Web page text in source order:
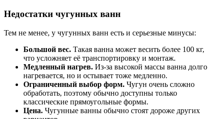
Недостатки чугунных ванн
Тем не менее, у чугунных ванн есть и серьезные минусы:
Большой вес. Такая ванна может весить более 100 кг,
что усложняет её транспортировку и монтаж.
Медленный нагрев. Из-за высокой массы ванна долго
нагревается, но и остывает тоже медленно.
Ограниченный выбор форм. Чугун очень сложно
обработать, поэтому обычно доступны только
классические прямоугольные формы.
Цена. Чугунные ванны обычно стоят дороже других